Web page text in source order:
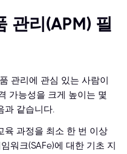
관리(APM) 필
관리에 관심 있는 사람이
가능성을 크게 높이는 몇
과 같습니다.
육 과정을 최소 한 번 이상
워크(SAFe)에 대한 기초 지